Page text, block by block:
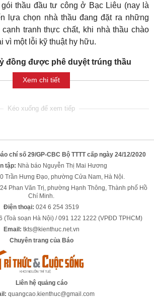
thầu đầu tư công ở Bạc Liêu (nay là
lựa chọn nhà thầu đang đặt ra những
tranh thực chất, khi nhà thầu chào
vì một lỗi kỹ thuật hy hữu.
đồng được phê duyệt trúng thầu
Xem chi tiết
chí số 29/GP-CBC Bộ TTTT cấp ngày 24/12/2020
tập: Nhà báo Nguyễn Thị Mai Hương
Trần Hưng Đạo, phường Cửa Nam, Hà Nội.
Phan Văn Trị, phường Hạnh Thông, Thành phố Hồ
Chí Minh.
Điện thoại: 024 6 254 3519
(Toà soạn Hà Nội) / 091 122 1222 (VPĐD TPHCM)
Email: tkts@kienthuc.net.vn
Chuyên trang của Báo
Liên hệ quảng cáo
quangcao.kienthuc@gmail.com